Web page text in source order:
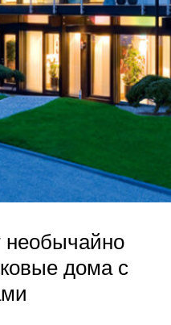
дома с